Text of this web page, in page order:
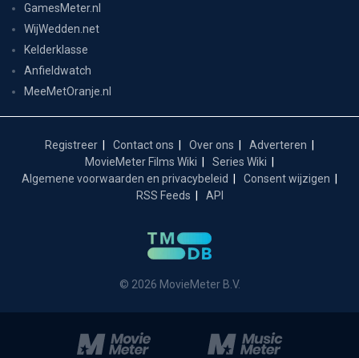
GamesMeter.nl
WijWedden.net
Kelderklasse
Anfieldwatch
MeeMetOranje.nl
Registreer Contact ons Over ons
Adverteren
MovieMeter Films Wiki
Series Wiki
Algemene voorwaarden en privacybeleid
Consent wijzigen
RSS Feeds
API
© 2026 MovieMeter B.V.